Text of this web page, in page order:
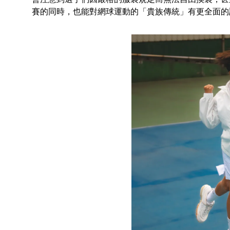
賽的同時，也能對網球運動的「貴族傳統」有更全面